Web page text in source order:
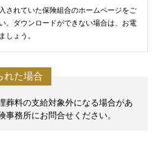
されていた保険組合のホームページをご
。ダウンロードができない場合は、お電
しょう。
れた場合
葬料の支給対象外になる場合があ
事務所にお問合せください。